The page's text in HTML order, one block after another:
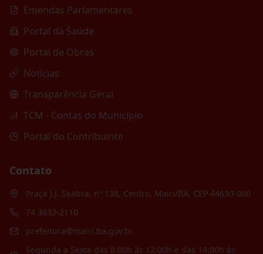
Emendas Parlamentares
Portal da Saúde
Portal de Obras
Notícias
Transparência Geral
TCM - Contas do Município
Portal do Contribuinte
Contato
Praça J.J. Seabra, nº 138, Centro, Mairi/BA, CEP 44630-000
74 3632-2110
prefeitura@mairi.ba.gov.br
Segunda a Sexta das 8:00h às 12:00h e das 14:00h às